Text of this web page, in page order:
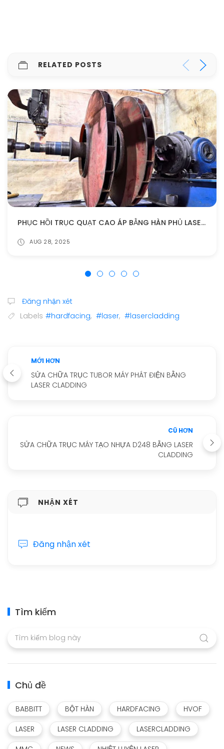
RELATED POSTS
PHỤC HỒI TRỤC QUẠT CAO ÁP BẰNG HÀN PHỦ LASER CLADDING
AUG 28, 2025
Đăng nhận xét
Labels #hardfacing, #laser, #lasercladding
MỚI HƠN
SỬA CHỮA TRỤC TUBOR MÁY PHÁT ĐIỆN BẰNG
LASER CLADDING
CŨ HƠN
SỬA CHỮA TRỤC MÁY TẠO NHỰA D248 BẰNG LASER
CLADDING
NHẬN XÉT
Đăng nhận xét
Tìm kiếm
Chủ đề
BABBITT BỘT HÀN HARDFACING
HVOF
LASER
LASER CLADDING
LASERCLADDING